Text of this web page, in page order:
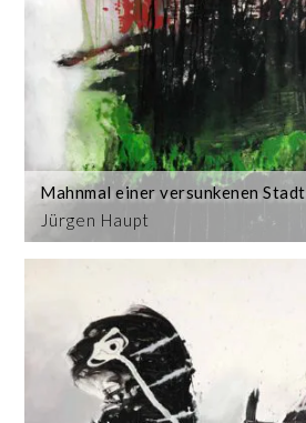
Jürgen Haupt
Mahnmal einer versunkenen Stadt